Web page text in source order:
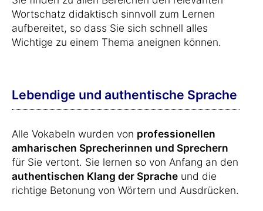
Wortschatz didaktisch sinnvoll zum Lernen
aufbereitet, so dass Sie sich schnell alles
Wichtige zu einem Thema aneignen können.
Lebendige und authentische Sprache
Alle Vokabeln wurden von professionellen
amharischen Sprecherinnen und Sprechern
für Sie vertont. Sie lernen so von Anfang an den
authentischen Klang der Sprache und die
richtige Betonung von Wörtern und Ausdrücken.